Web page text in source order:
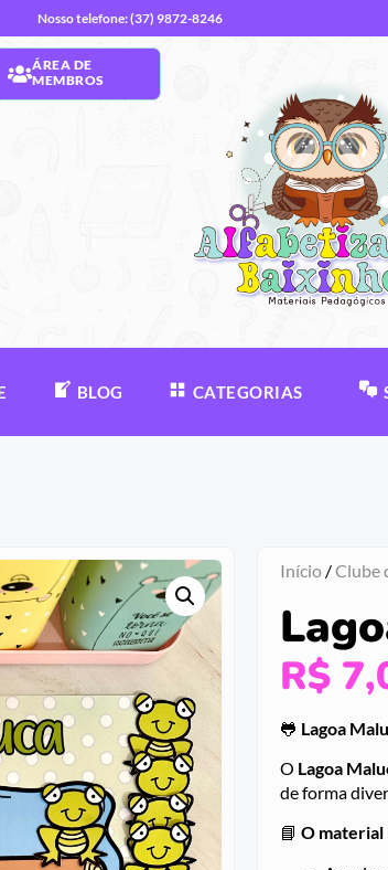
Nosso telefone: (37) 9872-8246
ÁREA DE
MEMBROS
BLOG CATEGORIAS
Início/Clube
R$
🐸 Lagoa
O Lagoa
de forma
📘 O material